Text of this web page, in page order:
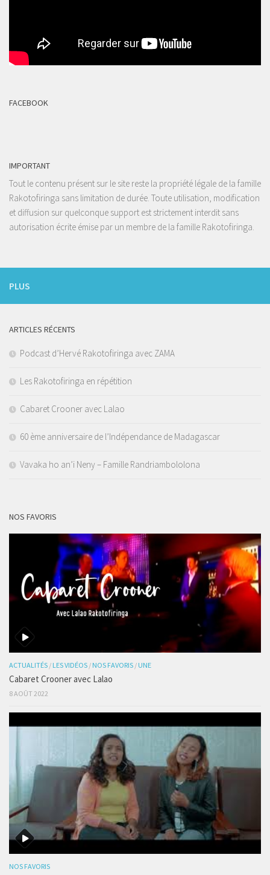
FACEBOOK
IMPORTANT
Tout le contenu présent sur le site reste la propriété légale de la famille
Rakotofiringa sans limitation de durée. Toute utilisation, modification
et diffusion sur quelconque support est strictement interdit sans
autorisation écrite émise par un membre de la famille Rakotofiringa.
PLUS
ARTICLES RÉCENTS
Podcast d’Hervé Rakotofiringa avec ZAMA
Les Rakotofiringa en répétition
Cabaret Crooner avec Lalao
60 ème anniversaire de l’Indépendance de Madagascar
Vavaka ho an’i Neny – Famille Randriambololona
NOS FAVORIS
ACTUALITÉS / LES VIDÉOS / NOS FAVORIS / UNE
Cabaret Crooner avec Lalao
8 AOÛT 2022
NOS FAVORIS